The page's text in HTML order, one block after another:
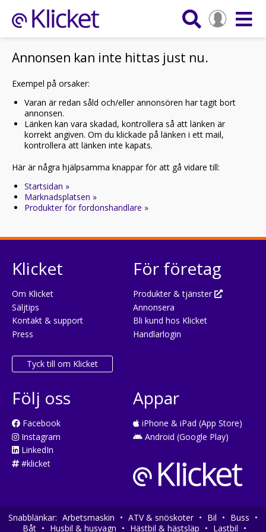
Annonsen kan inte hittas just nu.
Exempel på orsaker:
Varan är redan såld och/eller annonsören har tagit bort
annonsen.
Länken kan vara skadad, kontrollera så att länken är
korrekt angiven. Om du klickade på länken i ett mail,
kontrollera att länken inte kapats.
Här är några hjälpsamma knappar för att gå vidare till:
Startsidan »
Marknadsplatsen »
Produkter för fordonshandlare »
Klicket
Om Klicket
Säljtips
Kontakt & support
Press
Tyck till om Klicket
För företag
Produkter & tjänster
Annonsera
Bli kund hos Klicket
Handlarlogin
Följ oss
Facebook
Instagram
LinkedIn
#klicket
Appar
iPhone & iPad (App Store)
Android (Google Play)
Snabblänkar: Arbetsmaskin • ATV & snöskoter • Bil • Buss •
Båt • Husbil & husvagn • Hästbil & hästsläp • Lastbil •